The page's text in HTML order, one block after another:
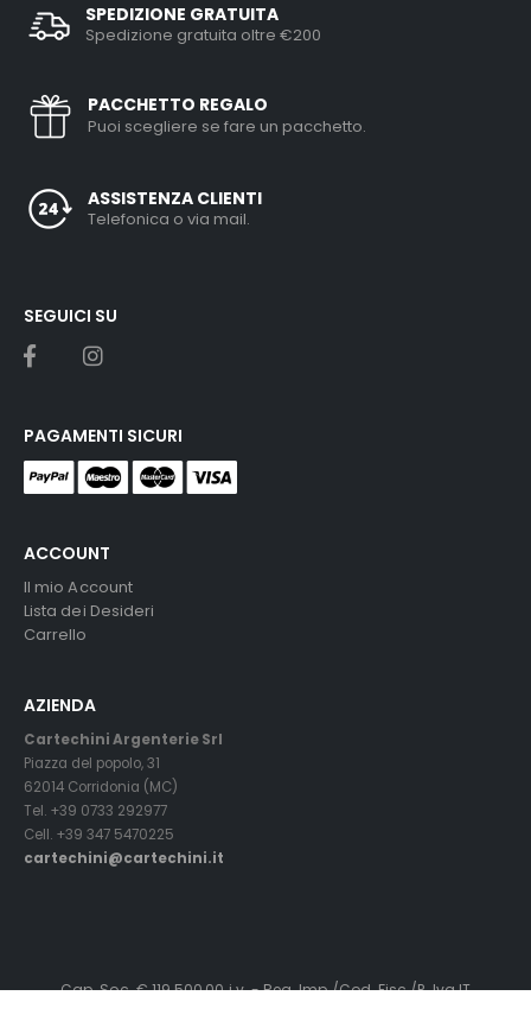
SPEDIZIONE GRATUITA
Spedizione gratuita oltre €200
PACCHETTO REGALO
Puoi scegliere se fare un pacchetto.
ASSISTENZA CLIENTI
Telefonica o via mail.
ACCOUNT
Il mio Account
Lista dei Desideri
Carrello
AZIENDA
Cartechini Argenterie Srl
Piazza del popolo, 31
62014 Corridonia (MC)
Tel. +39 0733 292977
Cell. +39 347 5470225
cartechini@cartechini.it
SEGUICI SU
PAGAMENTI SICURI
Cap. Soc. € 119.500,00 i.v. - Reg. Imp./Cod. Fisc./P. Iva IT